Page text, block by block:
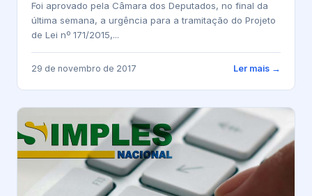
Foi aprovado pela Câmara dos Deputados, no final da
última semana, a urgência para a tramitação do Projeto
de Lei nº 171/2015,...
29 de novembro de 2017 Ler mais →